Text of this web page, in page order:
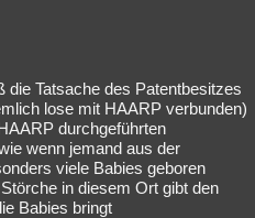
die Tatsache des Patentbesitzes
lose mit HAARP verbunden)
durchgeführten
wenn jemand aus der
viele Babies geboren
in diesem Ort gibt den
Babies bringt